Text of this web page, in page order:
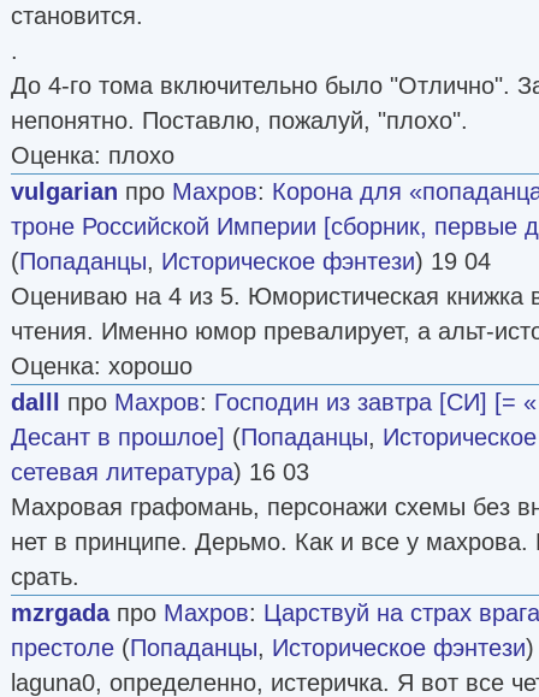
становится.
.
До 4-го тома включительно было "Отлично".
непонятно. Поставлю, пожалуй, "плохо".
Оценка: плохо
vulgarian про Махров: Корона для
троне Российской Империи [сборник, первые
(Попаданцы, Историческое фэнтези) 19 04
Оцениваю на 4 из 5. Юмористическая книжка
чтения. Именно юмор превалирует, а альт-
Оценка: хорошо
dalll
про Махров: Господин из завтра [СИ] [=
Десант в прошлое] (Попаданцы,
сетевая литература) 16 03
Махровая графомань, персонажи схемы без
нет в принципе. Дерьмо. Как и все у махрова.
срать.
mzrgadaпро Махров: Царствуй на страх
престоле (Попаданцы, Историческое фэнтези)
laguna0, определенно, истеричка. Я вот все